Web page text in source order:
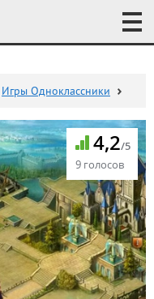
Игры Одноклассники
4,2/5
9 голосов